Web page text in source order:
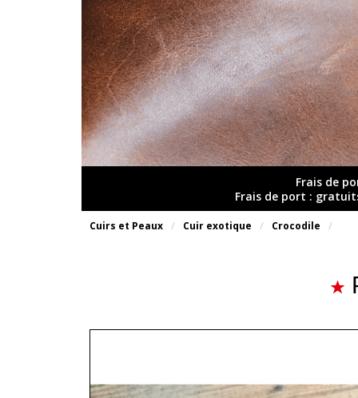
Frais de
Frais de port :
Cuirs et Peaux Cuir exotique Crocodile